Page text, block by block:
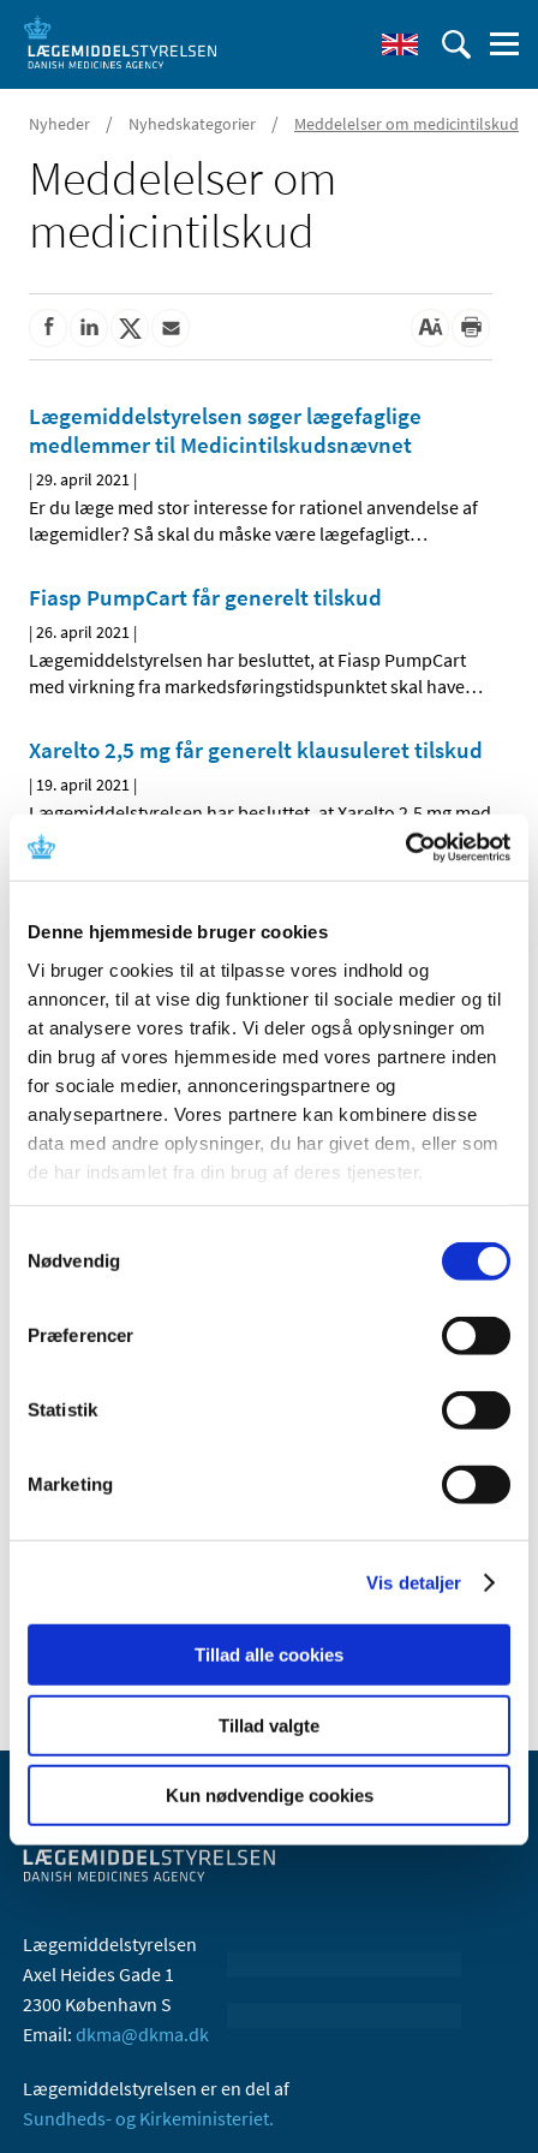
Denne hjemmeside bruger cookies
Vi bruger cookies til at tilpasse vores indhold og
annoncer, til at vise dig funktioner til sociale medier og til
at analysere vores trafik. Vi deler også oplysninger om
din brug af vores hjemmeside med vores partnere inden
for sociale medier, annonceringspartnere og
analysepartnere. Vores partnere kan kombinere disse
data med andre oplysninger, du har givet dem, eller som
de har indsamlet fra din brug af deres tjenester.
Nødvendig
Præferencer
Statistik
Marketing
Vis detaljer
Tillad alle cookies
Tillad valgte
Kun nødvendige cookies
Nyheder / Nyhedskategorier / Meddelelser om medicintilskud
Meddelelser om
medicintilskud
Lægemiddelstyrelsen søger lægefaglige
medlemmer til Medicintilskudsnævnet
|29. april 2021 |
Er du læge med stor interesse for rationel anvendelse af
lægemidler? Så skal du måske være lægefagligt…
Fiasp PumpCart får generelt tilskud
|26. april 2021 |
Lægemiddelstyrelsen har besluttet, at Fiasp PumpCart
med virkning fra markedsføringstidspunktet skal have…
Xarelto 2,5 mg får generelt klausuleret tilskud
| 19. april 2021 |
Lægemiddelstyrelsen har besluttet, at Xarelto 2,5 mg med
virkning fra den 3. maj 2021 får generelt klausuleret…
Alle (237)
TID
2026 (25)
2025 (17)
2024 (17)
2022 (16)
2021 (35)
oktober (5)
august (2)
maj (7)
marts (2)
januar (1)
Lægemiddelstyrelsen
Axel Heides Gade 1
2300 København S
Email: dkma@dkma.dk
Lægemiddelstyrelsen er en del af
Sundheds- og Kirkeministeriet.